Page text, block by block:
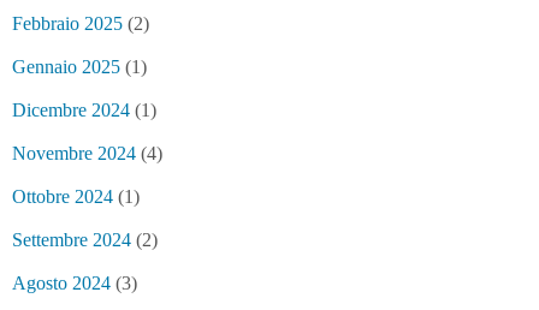
Febbraio 2025 (2)
Gennaio 2025 (1)
Dicembre 2024 (1)
Novembre 2024 (4)
Ottobre 2024 (1)
Settembre 2024 (2)
Agosto 2024 (3)